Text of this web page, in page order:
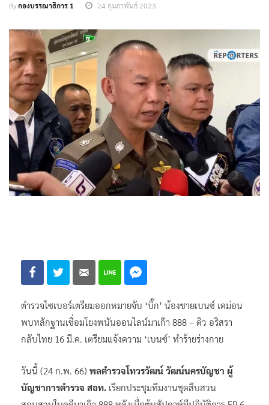
Byกองบรรณาธิการ 1 24 กุมภาพันธ์ 2023
ตำรวจไซเบอร์เตรียมออกหมายจับ ‘บิ๊ก’ น้องชายเบนซ์ เดม่อน
พบหลักฐานเชื่อมโยงพนันออนไลน์มาเก๊า 888 – ดิว อริสรา
กลับไทย 16 มี.ค. เตรียมแจ้งความ ‘เบนซ์’ ทำร้ายร่างกาย
วันนี้ (24 ก.พ. 66) พลตำรวจโทวรวัฒน์ วัฒน์นครบัญชา ผู้
บัญชาการตำรวจ สอท. เรียกประชุมทีมงานชุดสืบสวน